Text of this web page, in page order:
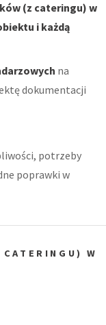
(z cateringu) w
i każdą
na
dokumentacji
potrzeby
poprawki w
W